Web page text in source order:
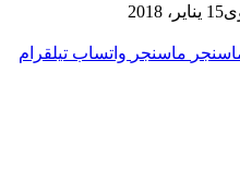
15 يناير، 2018
ماسنجر واتساب تيلقرام